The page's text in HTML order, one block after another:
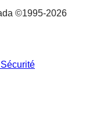
©1995-2026